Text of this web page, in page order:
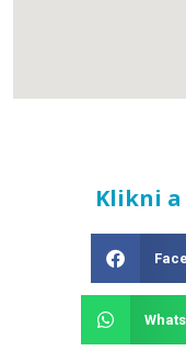
Klikni